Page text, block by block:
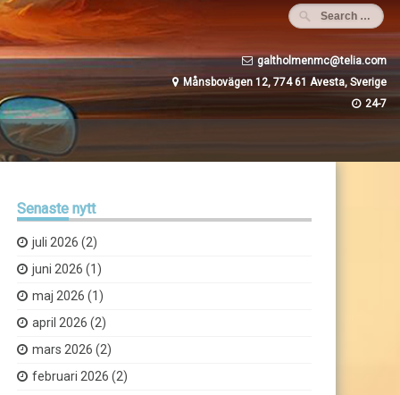
galtholmenmc@telia.com
Månsbovägen 12, 774 61 Avesta, Sverige
24-7
Senaste nytt
juli 2026 (2)
juni 2026 (1)
maj 2026 (1)
april 2026 (2)
mars 2026 (2)
februari 2026 (2)